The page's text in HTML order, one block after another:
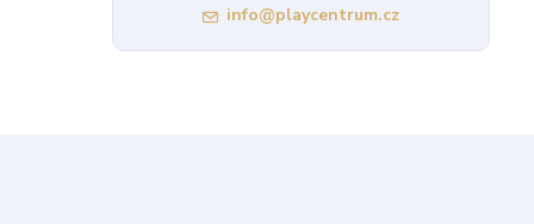
info@playcentrum.cz